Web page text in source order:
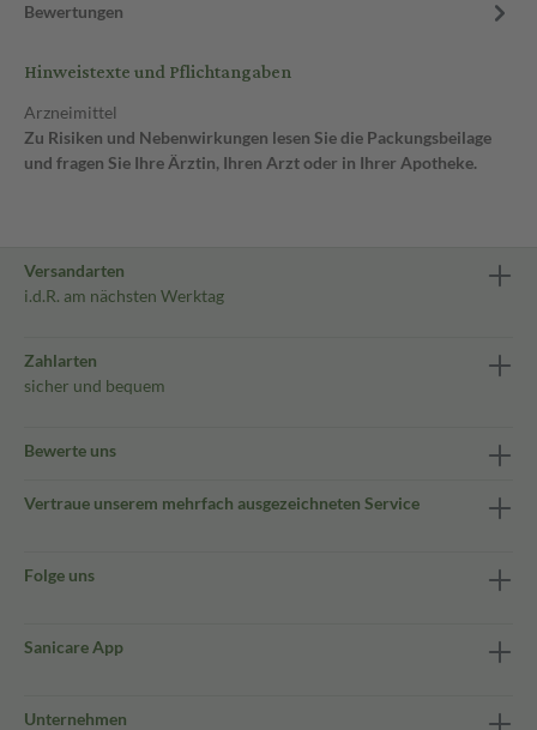
Bewertungen
Hinweistexte und Pflichtangaben
Arzneimittel
Zu Risiken und Nebenwirkungen lesen Sie die Packungsbeilage
und fragen Sie Ihre Ärztin, Ihren Arzt oder in Ihrer Apotheke.
Versandarten
i.d.R. am nächsten Werktag
Zahlarten
sicher und bequem
Bewerte uns
Vertraue unserem mehrfach ausgezeichneten Service
Folge uns
Sanicare App
Unternehmen